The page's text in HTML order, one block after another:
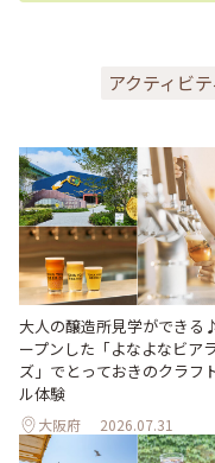
アクティビ
大人の醸造所見学ができる
ープンした「よなよなビア
ズ」でとっておきのクラフ
ル体験
大阪府 2026.07.31